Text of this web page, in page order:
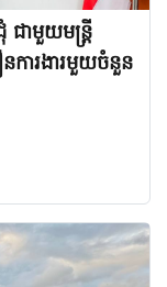
ជាមួយមន្ត្រី
ការងារមួយចំនួន